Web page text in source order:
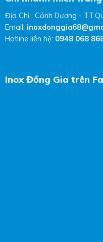
Địa Chỉ : Cảnh Dương -
Email:
Hotline liên hệ: 0948 068
Inox Đồng Gia trên